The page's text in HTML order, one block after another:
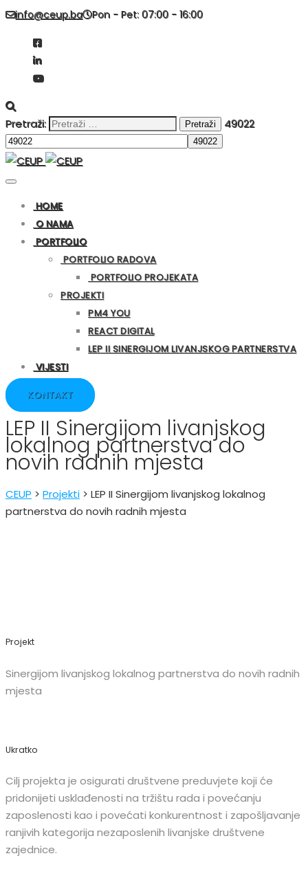
info@ceup.ba Pon - Pet: 07:00 - 16:00
Pretraži: 49022
HOME
O NAMA
PORTFOLIO
PORTFOLIO RADOVA
PORTFOLIO PROJEKATA
PROJEKTI
PM4 YOU
REACT DIGITAL
LEP II SINERGIJOM LIVANJSKOG PARTNERSTVA
VIJESTI
KONTAKT
LEP II Sinergijom livanjskog
lokalnog partnerstva do
novih radnih mjesta
CEUP > Projekti > LEP II Sinergijom livanjskog lokalnog
partnerstva do novih radnih mjesta
Projekt
Sinergijom livanjskog lokalnog partnerstva do novih radnih
mjesta
Ukratko
Cilj projekta je osigurati društvene preduvjete koji će
pridonijeti usklađenosti na tržištu rada i povećanju
zaposlenosti kao i povećati konkurentnost i zapošljavanje
ranjivih kategorija nezaposlenih livanjske društvene
zajednice.